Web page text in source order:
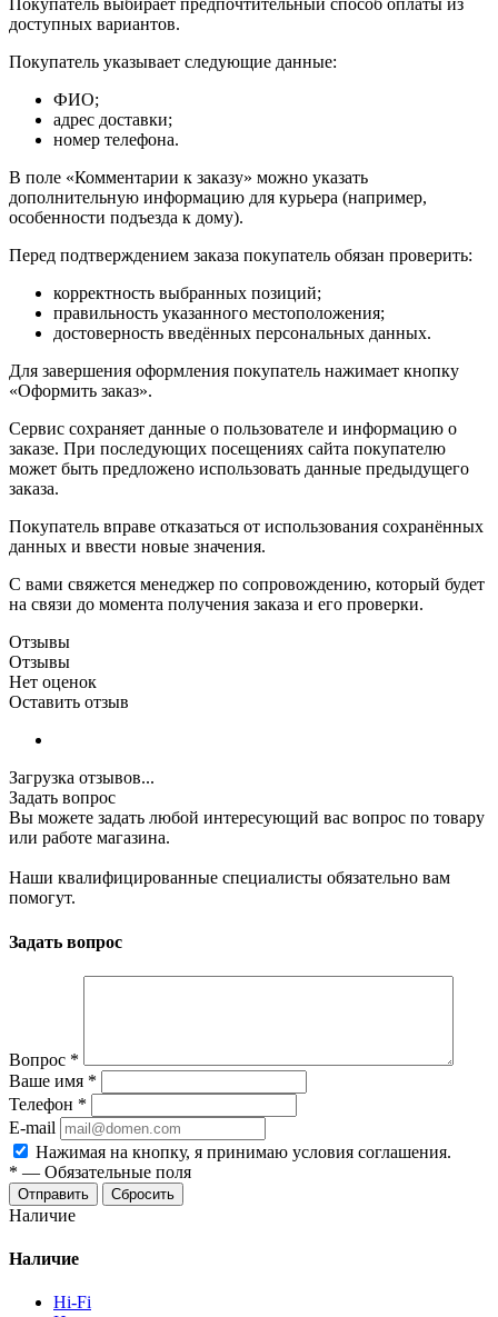
Покупатель выбирает предпочтительный способ оплаты из
доступных вариантов.
Покупатель указывает следующие данные:
ФИО;
адрес доставки;
номер телефона.
В поле «Комментарии к заказу» можно указать
дополнительную информацию для курьера (например,
особенности подъезда к дому).
Перед подтверждением заказа покупатель обязан проверить:
корректность выбранных позиций;
правильность указанного местоположения;
достоверность введённых персональных данных.
Для завершения оформления покупатель нажимает кнопку
«Оформить заказ».
Сервис сохраняет данные о пользователе и информацию о
заказе. При последующих посещениях сайта покупателю
может быть предложено использовать данные предыдущего
заказа.
Покупатель вправе отказаться от использования сохранённых
данных и ввести новые значения.
С вами свяжется менеджер по сопровождению, который будет
на связи до момента получения заказа и его проверки.
Отзывы
Отзывы
Нет оценок
Оставить отзыв
Загрузка отзывов...
Задать вопрос
Вы можете задать любой интересующий вас вопрос по товару
или работе магазина.
Наши квалифицированные специалисты обязательно вам
помогут.
Задать вопрос
Вопрос *
Ваше имя *
Телефон *
E-mail
Нажимая на кнопку, я принимаю условия соглашения.
* — Обязательные поля
Отправить Сбросить
Наличие
Наличие
Hi-Fi